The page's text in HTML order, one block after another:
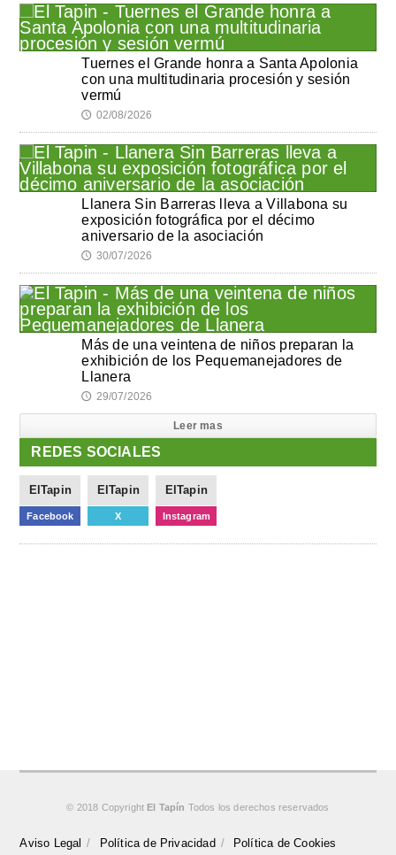
Tuernes el Grande honra a Santa Apolonia
con una multitudinaria procesión y sesión
vermú
🕔 02/08/2026
Llanera Sin Barreras lleva a Villabona su
exposición fotográfica por el décimo
aniversario de la asociación
🕔 30/07/2026
Más de una veintena de niños preparan la
exhibición de los Pequemanejadores de
Llanera
🕔 29/07/2026
Leer mas
REDES SOCIALES
ElTapin
Facebook
ElTapin
X
ElTapin
Instagram
© 2018 Copyright El Tapín Todos los derechos reservados
Aviso Legal Política de Privacidad Política de Cookies